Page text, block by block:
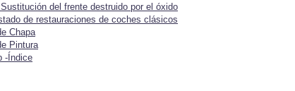
del frente destruido por el óxido
de restauraciones de coches clásicos
Chapa
Pintura
-Índice